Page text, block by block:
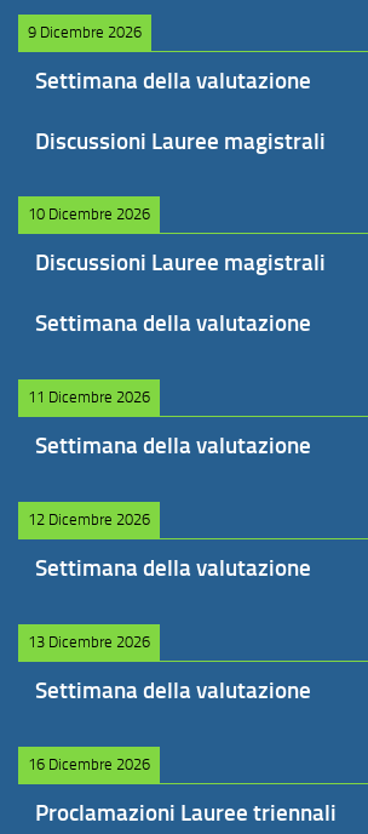
9 Dicembre 2026
Settimana della valutazione
Discussioni Lauree magistrali
10 Dicembre 2026
Discussioni Lauree magistrali
Settimana della valutazione
11 Dicembre 2026
Settimana della valutazione
12 Dicembre 2026
Settimana della valutazione
13 Dicembre 2026
Settimana della valutazione
16 Dicembre 2026
Proclamazioni Lauree triennali